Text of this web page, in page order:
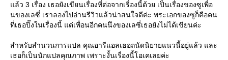
ล้ว 3 เรื่อง เธอยังเขียนเรื่องที่ต่อจากเรื่องนี้ด้วย เป็นเรื่องของซูเพื่อ
นของเลซี่ เราลองไปอ่านรีวิวแล้วน่าสนใจดีค่ะ พระเอกของซูก็คือคน
ที่เธอปิ๊งในเรื่องนี้ แต่เพื่อนอีกคนนึงของเลซี่เธอยังไม่ได้เขียนค่ะ
สำหรับสำนวนการแปล คุณอารีแอลเธอถนัดนิยายแนวนี้อยู่แล้ว และ
เธอก็เป็นนักแปลคุณภาพ เพราะงั้นเรื่องนี้โอเคเลยค่ะ